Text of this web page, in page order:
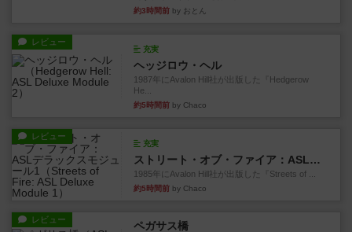
約3時間前 by おとん
レビュー
充実
ヘッジロウ・ヘル
1987年にAvalon Hill社が出版した『Hedgerow
He...
約5時間前 by Chaco
レビュー
充実
ストリート・オブ・ファイア：ASLデラックスモジュール1
1985年にAvalon Hill社が出版した『Streets of ...
約5時間前 by Chaco
レビュー ペガサス橋